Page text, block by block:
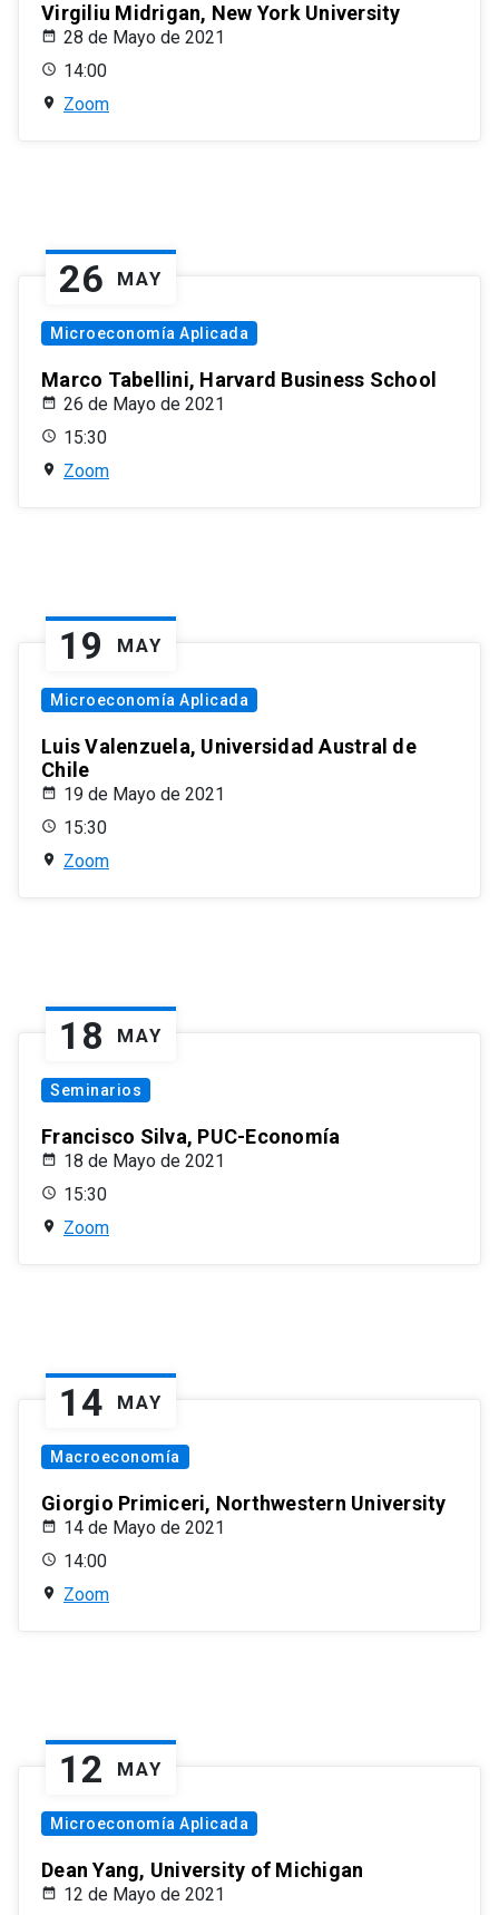
Virgiliu Midrigan, New York University
28 de Mayo de 2021
14:00
Zoom
26 MAY
Microeconomía Aplicada
Marco Tabellini, Harvard Business School
26 de Mayo de 2021
15:30
Zoom
19 MAY
Microeconomía Aplicada
Luis Valenzuela, Universidad Austral de
Chile
19 de Mayo de 2021
15:30
Zoom
18 MAY
Seminarios
Francisco Silva, PUC-Economía
18 de Mayo de 2021
15:30
Zoom
14 MAY
Macroeconomía
Giorgio Primiceri, Northwestern University
14 de Mayo de 2021
14:00
Zoom
12 MAY
Microeconomía Aplicada
Dean Yang, University of Michigan
12 de Mayo de 2021